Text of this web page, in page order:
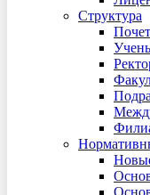
Структура